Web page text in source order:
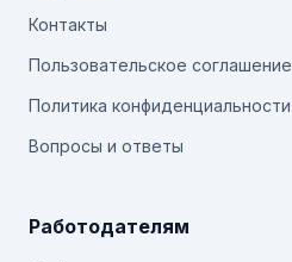
Контакты
Пользовательское соглашение
Политика конфиденциальности
Вопросы и ответы
Работодателям